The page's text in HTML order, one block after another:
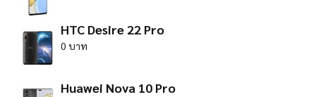
HTC Desire 22 Pro
0 บาท
Huawei Nova 10 Pro